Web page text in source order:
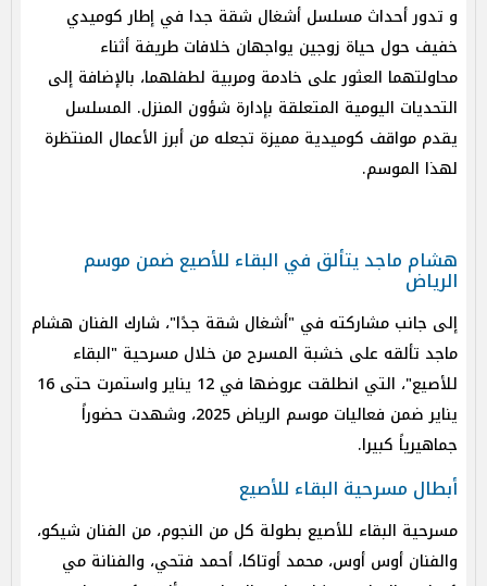
و تدور أحداث مسلسل أشغال شقة جدا في إطار كوميدي
خفيف حول حياة زوجين يواجهان خلافات طريفة أثناء
محاولتهما العثور على خادمة ومربية لطفلهما، بالإضافة إلى
التحديات اليومية المتعلقة بإدارة شؤون المنزل. المسلسل
يقدم مواقف كوميدية مميزة تجعله من أبرز الأعمال المنتظرة
لهذا الموسم.
هشام ماجد يتألق في البقاء للأصيع ضمن موسم
الرياض
إلى جانب مشاركته في "أشغال شقة جدًا"، شارك الفنان هشام
ماجد تألقه على خشبة المسرح من خلال مسرحية "البقاء
للأصيع"، التي انطلقت عروضها في 12 يناير واستمرت حتى 16
يناير ضمن فعاليات موسم الرياض 2025، وشهدت حضوراً
جماهيرياً كبيرا.
أبطال مسرحية البقاء للأصيع
مسرحية البقاء للأصيع بطولة كل من النجوم، من الفنان شيكو،
والفنان أوس أوس، محمد أوتاكا، أحمد فتحي، والفنانة مي